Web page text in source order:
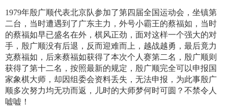
1979年殷广顺代表北京队参加了第四届全国运动会，坐镇第
二台，当时遭遇到了广东主力，外号小霸王的蔡福如，当时
的蔡福如早已盛名在外，棋风正劲，面对这样一个强大的对
手，殷广顺没有后退，反而迎难而上，越战越勇，最后竟力
克蔡福如，后来蔡福如获得了本次个人赛第二名，殷广顺则
获得了第十二名，按照最新的规定，殷广顺完全可以申报国
家象棋大师，却因组委会资料丢失，无法申报，为此事殷广
顺多次努力均无功而返，儿时的大师梦何时可圆？不禁令人
嘘嘘！